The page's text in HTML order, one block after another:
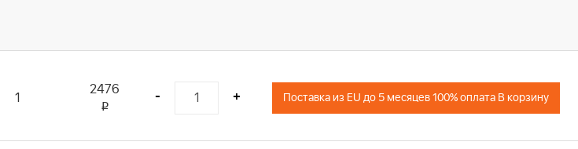
1 2476
i
- + Поставка из EU до 5 месяцев 100% оплата В корзину